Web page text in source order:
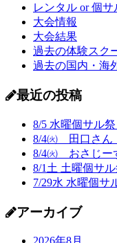
レンタル or 個サ
大会情報
大会結果
過去の体験スク
過去の国内・海
最近の投稿
8/5 水曜個サル
8/4㈫ 田口さん
8/4㈫ おさじー
8/1土 土曜個サ
7/29水 水曜個サ
アーカイブ